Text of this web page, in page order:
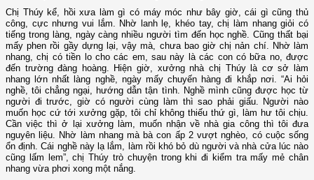
Chị Thúy kể, hồi xưa làm gì có máy móc như bây giờ, cái gì cũng thủ
công, cực nhưng vui lắm. Nhờ lanh lẹ, khéo tay, chị làm nhang giỏi có
tiếng trong làng, ngày càng nhiều người tìm đến học nghề. Cũng thất bại
mấy phen rồi gầy dựng lại, vậy mà, chưa bao giờ chị nản chí. Nhờ làm
nhang, chị có tiền lo cho các em, sau này là các con có bữa no, được
đến trường đàng hoàng. Hiện giờ, xưởng nhà chị Thúy là cơ sở làm
nhang lớn nhất làng nghề, ngày mấy chuyến hàng đi khắp nơi. “Ai hỏi
nghề, tôi chẳng ngại, hướng dẫn tận tình. Nghề mình cũng được học từ
người đi trước, giờ có người cùng làm thì sao phải giấu. Người nào
muốn học cứ tới xưởng gặp, tôi chỉ không thiếu thứ gì, làm hư tôi chịu.
Cần việc thì ở lại xưởng làm, muốn nhận về nhà gia công thì tôi đưa
nguyên liệu. Nhờ làm nhang mà bà con ấp 2 vượt nghèo, có cuộc sống
ổn định. Cái nghề này lạ lắm, làm rồi khó bỏ dù người và nhà cửa lúc nào
cũng lấm lem”, chị Thúy trò chuyện trong khi đi kiểm tra mấy mẻ chân
nhang vừa phơi xong một nắng.